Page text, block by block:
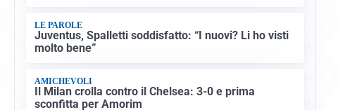
LE PAROLE
Juventus, Spalletti soddisfatto: “I nuovi? Li ho visti
molto bene”
AMICHEVOLI
Il Milan crolla contro il Chelsea: 3-0 e prima
sconfitta per Amorim